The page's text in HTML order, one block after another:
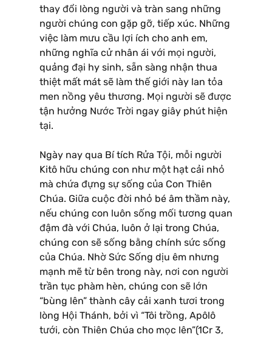
thay đổi lòng người và tràn sang những
người chúng con gặp gỡ, tiếp xúc. Những
việc làm mưu cầu lợi ích cho anh em,
những nghĩa cử nhân ái với mọi người,
quảng đại hy sinh, sẵn sàng nhận thua
thiệt mất mát sẽ làm thế giới này lan tỏa
men nồng yêu thương. Mọi người sẽ được
tận hưởng Nước Trời ngay giây phút hiện
tại.
Ngày nay qua Bí tích Rửa Tội, mỗi người
Kitô hữu chúng con như một hạt cải nhỏ
mà chứa đựng sự sống của Con Thiên
Chúa. Giữa cuộc đời nhỏ bé âm thầm này,
nếu chúng con luôn sống mối tương quan
đậm đà với Chúa, luôn ở lại trong Chúa,
chúng con sẽ sống bằng chính sức sống
của Chúa. Nhờ Sức Sống dịu êm nhưng
mạnh mẽ từ bên trong này, nơi con người
trần tục phàm hèn, chúng con sẽ lớn
“bùng lên” thành cây cải xanh tươi trong
lòng Hội Thánh, bởi vì “Tôi trồng, Apôlô
tưới, còn Thiên Chúa cho mọc lên”(1Cr 3,